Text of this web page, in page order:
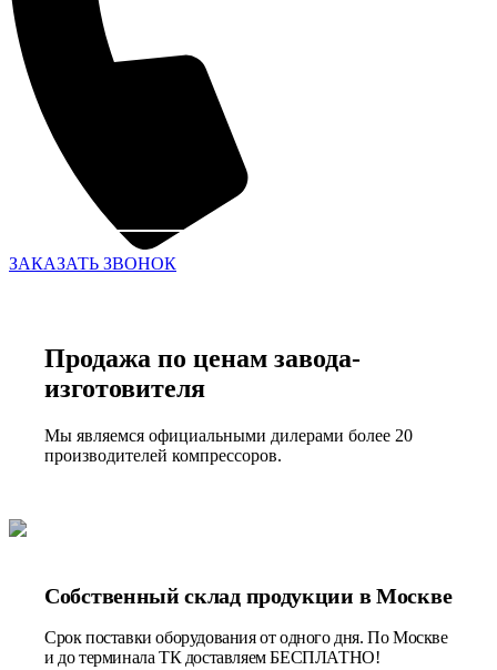
ЗАКАЗАТЬ ЗВОНОК
Продажа по ценам завода-
изготовителя
Мы являемся официальными дилерами более 20
производителей компрессоров.
Собственный склад продукции в Москве
Срок поставки оборудования от одного дня. По Москве
и до терминала ТК доставляем БЕСПЛАТНО!